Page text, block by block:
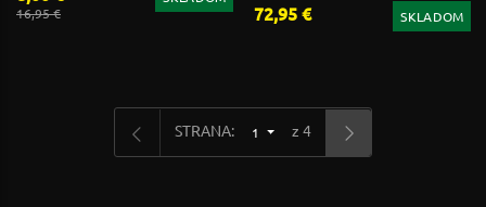
16,95 € 72,95 € SKLADOM
STRANA: 1 z 4